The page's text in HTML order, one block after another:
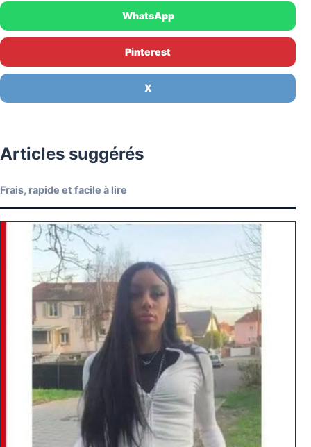
WhatsApp
Pinterest
X
Articles suggérés
Frais, rapide et facile à lire